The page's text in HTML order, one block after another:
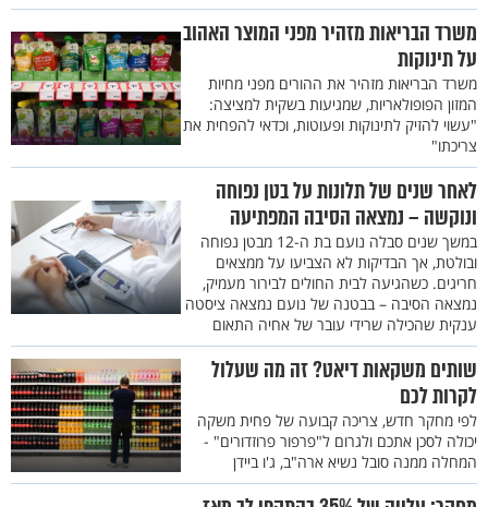
משרד הבריאות מזהיר מפני המוצר האהוב
על תינוקות
משרד הבריאות מזהיר את ההורים מפני מחיות
המזון הפופולאריות, שמגיעות בשקית למציצה:
"עשוי להזיק לתינוקות ופעוטות, וכדאי להפחית את
צריכתו"
לאחר שנים של תלונות על בטן נפוחה
ונוקשה – נמצאה הסיבה המפתיעה
במשך שנים סבלה נועם בת ה-12 מבטן נפוחה
ובולטת, אך הבדיקות לא הצביעו על ממצאים
חריגים. כשהגיעה לבית החולים לבירור מעמיק,
נמצאה הסיבה – בבטנה של נועם נמצאה ציסטה
ענקית שהכילה שרידי עובר של אחיה התאום
שותים משקאות דיאט? זה מה שעלול
לקרות לכם
לפי מחקר חדש, צריכה קבועה של פחית משקה
יכולה לסכן אתכם ולגרום ל"פרפור פרוזדורים" -
המחלה ממנה סובל נשיא ארה"ב, ג'ו ביידן